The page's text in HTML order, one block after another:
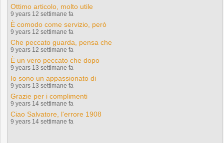
Ottimo articolo, molto utile
9 years 12 settimane fa
È comodo come servizio, però
9 years 12 settimane fa
Che peccato guarda, pensa che
9 years 12 settimane fa
È un vero peccato che dopo
9 years 13 settimane fa
Io sono un appassionato di
9 years 13 settimane fa
Grazie per i complimenti
9 years 14 settimane fa
Ciao Salvatore, l'errore 1908
9 years 14 settimane fa